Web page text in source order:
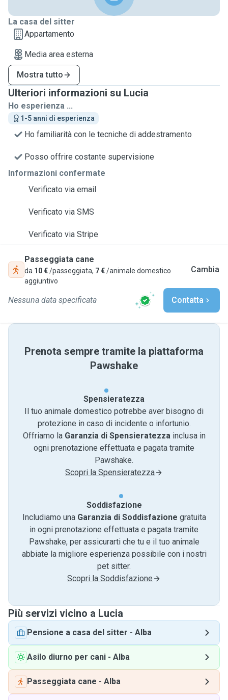
La casa del sitter
Appartamento
Media area esterna
Mostra tutto
Ulteriori informazioni su Lucia
Ho esperienza ...
1-5 anni di esperienza
Ho familiarità con le tecniche di addestramento
Posso offrire costante supervisione
Informazioni confermate
Verificato via email
Verificato via SMS
Verificato via Stripe
Passeggiata cane
da 10 €/passeggiata, 7 €/animale domestico
aggiuntivo
Cambia
Nessuna data specificata Contatta
Prenota sempre tramite la piattaforma
Pawshake
Spensieratezza
Il tuo animale domestico potrebbe aver bisogno di
protezione in caso di incidente o infortunio.
Offriamo la Garanzia di Spensieratezzainclusa in
ogni prenotazione effettuata e pagata tramite
Pawshake.
Scopri la Spensieratezza
Soddisfazione
Includiamo una Garanzia di Soddisfazione gratuita
in ogni prenotazione effettuata e pagata tramite
Pawshake, per assicurarti che tu e il tuo animale
abbiate la migliore esperienza possibile con i nostri
pet sitter.
Scopri la Soddisfazione
Più servizi vicino a Lucia
Pensione a casa del sitter - Alba
Asilo diurno per cani - Alba
Passeggiata cane - Alba